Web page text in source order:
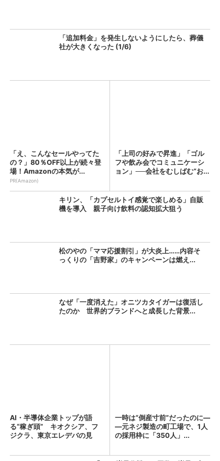
「追加料金」を発生しないようにしたら、葬儀
社が大きくなった (1/6)
「え、こんなセールやってた
の？」80％OFF以上が続々登
場！Amazonの本気が...
PR(Amazon)
「上司の好みで昇進」「ゴル
フや飲み会でコミュニケーシ
ョン」──会社をむしばむ“お...
キリン、「カプセルトイ感覚で楽しめる」自販
機を導入 親子向け飲料の認知拡大狙う
松のやの「ママ応援割引」が大炎上……内容そ
っくりの「吉野家」のキャンペーンは燃え...
なぜ「一度消えた」オニツカタイガーは復活し
たのか 世界的ブランドへと成長した背景...
AI・半導体企業トップが語
る“稼ぎ頭” キオクシア、フ
ジクラ、東京エレデバの見
一時は“倒産寸前”だったのに―
―元ネジ製造の町工場で、1人
の採用枠に「350人」...